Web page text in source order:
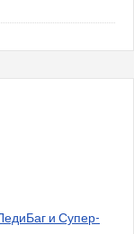
и Супер-